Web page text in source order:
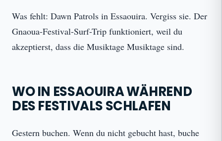
Was fehlt: Dawn Patrols in Essaouira. Vergiss sie. Der
Gnaoua-Festival-Surf-Trip funktioniert, weil du
akzeptierst, dass die Musiktage Musiktage sind.
WO IN ESSAOUIRA WÄHREND
DES FESTIVALS SCHLAFEN
Gestern buchen. Wenn du nicht gebucht hast, buche